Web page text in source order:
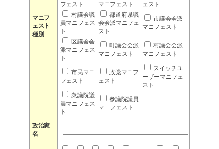
マニフ
ェスト
種別
フェスト
マニフェスト
ェスト
村議会議
員マニフェス
ト
都道府県議
会会派マニフェ
スト
市議会会派
マニフェスト
区議会会
派マニフェス
ト
町議会会派
マニフェスト
村議会会派
マニフェスト
市民マニ
フェスト
政党マニフ
ェスト
スイッチユ
ーザーマニフェ
スト
衆議院議
員マニフェス
ト
参議院議員
マニフェスト
政治家
名